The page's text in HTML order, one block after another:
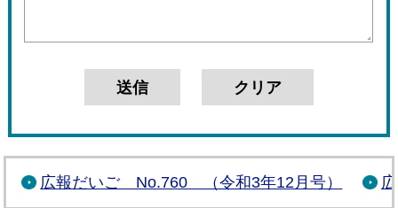
広報だいご No.760 （令和3年12月号）